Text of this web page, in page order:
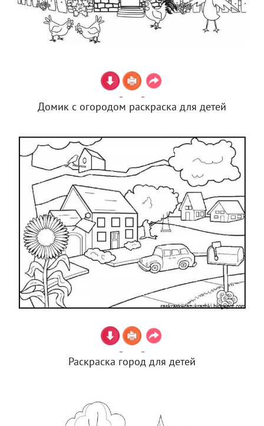
Домик с огородом раскраска для детей
Раскраска город для детей